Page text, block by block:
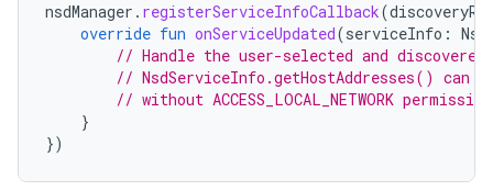
nsdManager . registerServiceInfoCallback(
override fun onServiceUpdated(serviceInfo :
// Handle the user-selected and
// NsdServiceInfo.getHostAddresses() can
// without ACCESS_LOCAL_NETWORK permission
}
})